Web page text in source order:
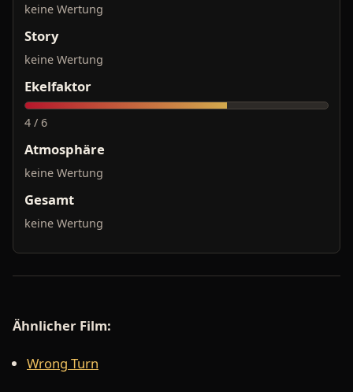
keine Wertung
Story
keine Wertung
Ekelfaktor
4 / 6
Atmosphäre
keine Wertung
Gesamt
keine Wertung
Ähnlicher Film:
Wrong Turn